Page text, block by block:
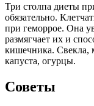
Три столпа диеты
обязательно.
при геморрое. Она
размягчает их и
кишечника. Свекла,
капуста, огурцы.
Советы